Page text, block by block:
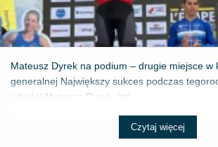
Mateusz Dyrek na podium – drugie miejsce w
generalnej Największy sukces podczas
odniósł Mateusz Dyrek, któ...
Czytaj więcej